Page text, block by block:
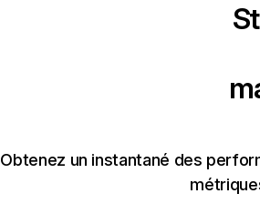
Obtenez un instantané des